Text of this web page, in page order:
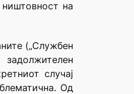
на
(„Службен
случај
Од